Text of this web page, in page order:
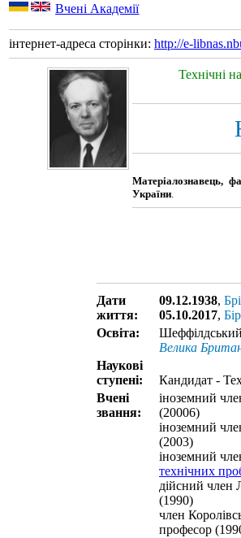
Вчені Академії
інтернет-адреса сторінки: http://e-
Технічні
Матеріалознавець,
України
Дати
життя:
09.12.1938,
05.10.2017,
Освіта:
Велика
Наукові
ступені:
Кандидат -
Вчені
звання:
іноземний
(20006)
іноземний
(2003)
іноземний
технічних
дійсний член
(1990)
член
професор